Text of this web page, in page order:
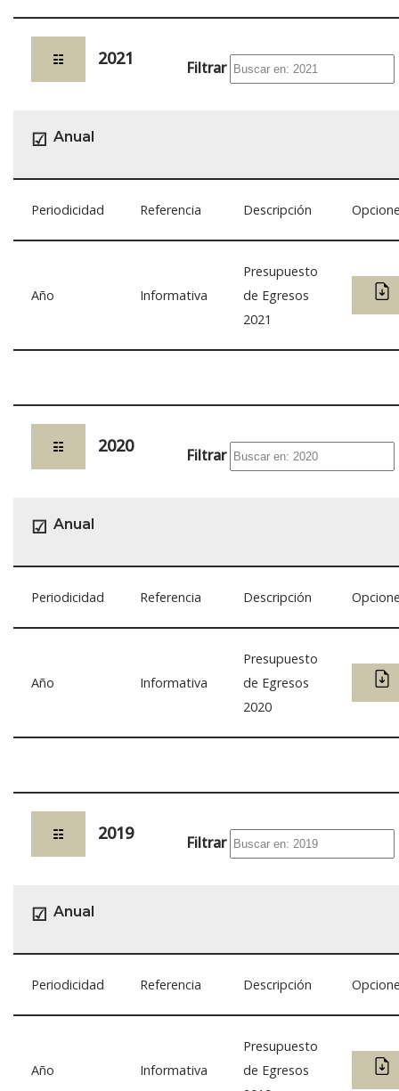
☷ 2021 Filtrar
☑ Anual
Periodicidad Referencia Descripción
Año Informativa
Presupuesto
de Egresos
2021
☷ 2020 Filtrar
☑ Anual
Periodicidad Referencia Descripción
Año Informativa
Presupuesto
de Egresos
2020
☷ 2019 Filtrar
☑ Anual
Periodicidad Referencia Descripción
Año Informativa
Presupuesto
de Egresos